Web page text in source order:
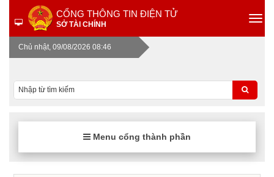
CỔNG THÔNG TIN ĐIỆN TỬ
SỞ TÀI CHÍNH
Chủ nhật, 09/08/2026 08:46
Menu cổng thành phần